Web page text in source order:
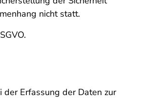
nicht statt.
Erfassung der Daten zur